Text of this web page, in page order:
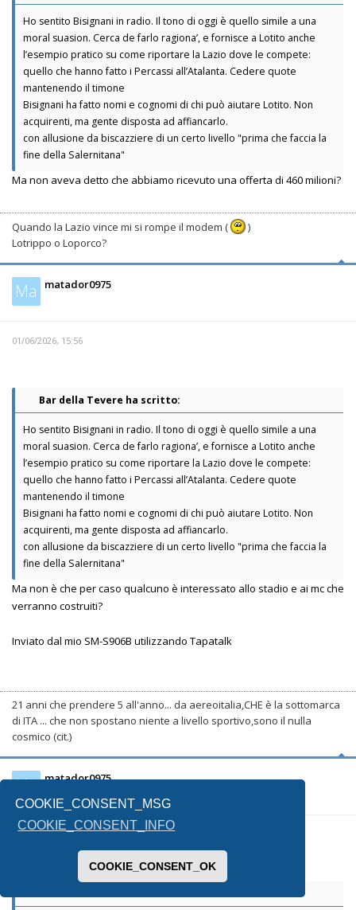
COOKIE_CONSENT_MSG
COOKIE_CONSENT_INFO
COOKIE_CONSENT_OK
Ho sentito Bisignani in radio. Il tono di oggi è quello simile a una
moral suasion. Cerca de farlo ragiona’, e fornisce a Lotito anche
l’esempio pratico su come riportare la Lazio dove le compete:
quello che hanno fatto i Percassi all’Atalanta. Cedere quote
mantenendo il timone
Bisignani ha fatto nomi e cognomi di chi può aiutare Lotito. Non
acquirenti, ma gente disposta ad affiancarlo.
con allusione da biscazziere di un certo livello "prima che faccia la
fine della Salernitana"
Ma non aveva detto che abbiamo ricevuto una offerta di 460 milioni?
Quando la Lazio vince mi si rompe il modem (
)
Lotrippo o Loporco?
Ma matador0975
01/06/2026, 15:56
Bar della Tevere ha scritto:
Ho sentito Bisignani in radio. Il tono di oggi è quello simile a una
moral suasion. Cerca de farlo ragiona’, e fornisce a Lotito anche
l’esempio pratico su come riportare la Lazio dove le compete:
quello che hanno fatto i Percassi all’Atalanta. Cedere quote
mantenendo il timone
Bisignani ha fatto nomi e cognomi di chi può aiutare Lotito. Non
acquirenti, ma gente disposta ad affiancarlo.
con allusione da biscazziere di un certo livello "prima che faccia la
fine della Salernitana"
Ma non è che per caso qualcuno è interessato allo stadio e ai mc che
verranno costruiti?
Inviato dal mio SM-S906B utilizzando Tapatalk
21 anni che prendere 5 all'anno... da aereoitalia,CHE è la sottomarca
di ITA ... che non spostano niente a livello sportivo,sono il nulla
cosmico (cit.)
Ma matador0975
01/06/2026, 15:57